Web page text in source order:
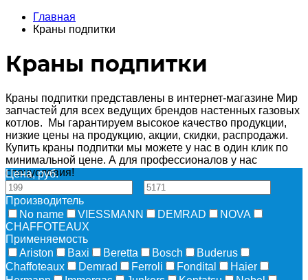
Главная
Краны подпитки
Краны подпитки
Краны подпитки представлены в интернет-магазине Мир
запчастей для всех ведущих брендов настенных газовых
котлов. Мы гарантируем высокое качество продукции,
низкие цены на продукцию, акции, скидки, распродажи.
Купить краны подпитки мы можете у нас в один клик по
минимальной цене. А для профессионалов у нас
спецусловия!
Цена, руб.
Производитель
No name
VIESSMANN DEMRAD
NOVA
CHAFFOTEAUX
Применяемость
Ariston
Baxi Beretta Bosch
Buderus
Chaffoteaux
Demrad Ferroli Fondital
Haier